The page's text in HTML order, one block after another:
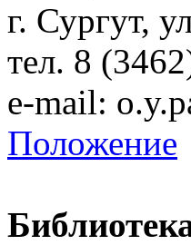
г. Сургут,
тел. 8
e-mail:
Положение